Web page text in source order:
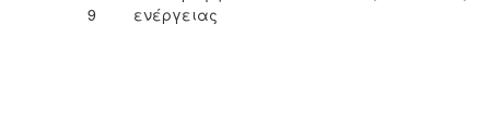
9
ενέργειας